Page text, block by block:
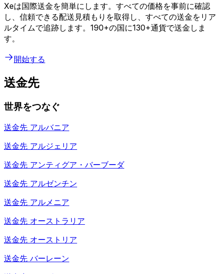
Xeは国際送金を簡単にします。すべての価格を事前に確認
し、信頼できる配送見積もりを取得し、すべての送金をリア
ルタイムで追跡します。190+の国に130+通貨で送金しま
す。
開始する
送金先
世界をつなぐ
送金先 アルバニア
送金先 アルジェリア
送金先 アンティグア・バーブーダ
送金先 アルゼンチン
送金先 アルメニア
送金先 オーストラリア
送金先 オーストリア
送金先 バーレーン